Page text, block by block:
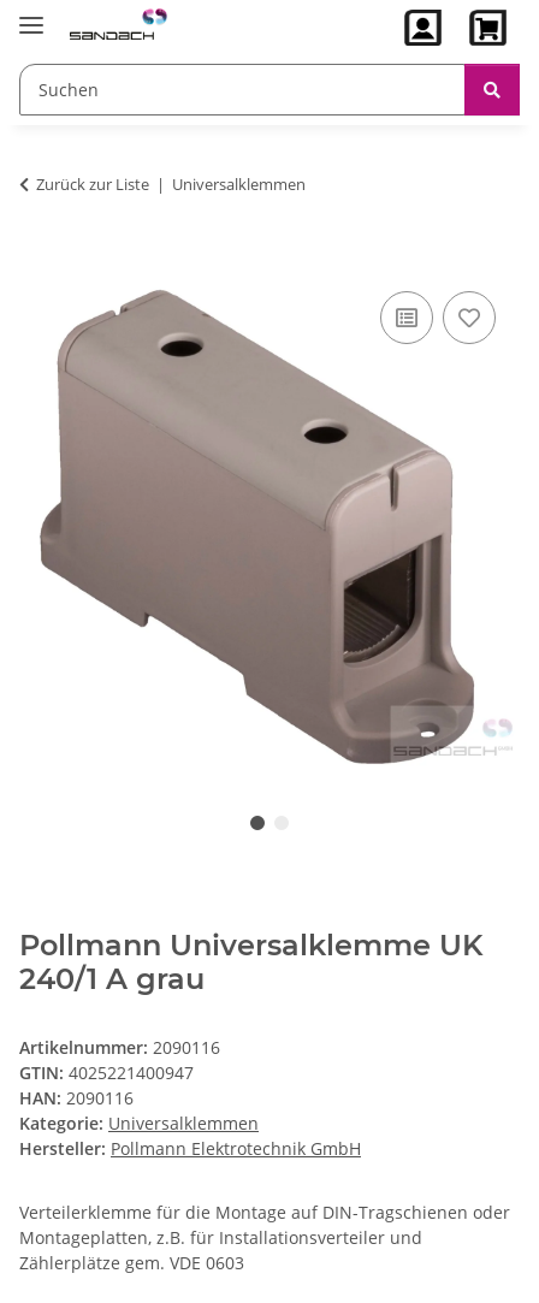
Zurück zur Liste Universalklemmen
Pollmann Universalklemme UK
240/1 A grau
Artikelnummer: 2090116
GTIN: 4025221400947
HAN: 2090116
Kategorie: Universalklemmen
Hersteller: Pollmann Elektrotechnik GmbH
Verteilerklemme für die Montage auf DIN-Tragschienen oder
Montageplatten, z.B. für Installationsverteiler und
Zählerplätze gem. VDE 0603